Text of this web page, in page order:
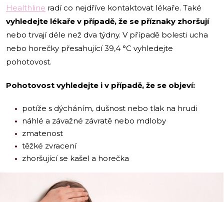
Healthline radí co nejdříve kontaktovat lékaře. Také
vyhledejte lékaře v případě, že se příznaky zhoršují
nebo trvají déle než dva týdny. V případě bolesti ucha
nebo horečky přesahující 39,4 °C vyhledejte
pohotovost.
Pohotovost vyhledejte i v případě, že se objeví:
potíže s dýcháním, dušnost nebo tlak na hrudi
náhlé a závažné závratě nebo mdloby
zmatenost
těžké zvracení
zhoršující se kašel a horečka